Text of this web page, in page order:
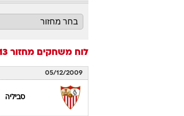
לוח משחקים מחזור 13
05/12/2009
סביליה